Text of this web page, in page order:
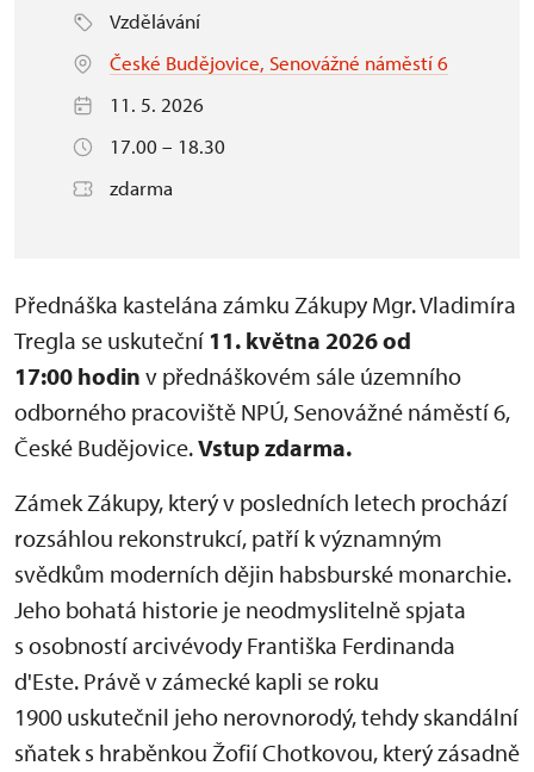
Vzdělávání
České Budějovice, Senovážné náměstí 6
11. 5. 2026
17.00 – 18.30
zdarma
Přednáška kastelána zámku Zákupy Mgr. Vladimíra
Tregla se uskuteční 11. května 2026 od
17:00 hodin v přednáškovém sále územního
odborného pracoviště NPÚ, Senovážné náměstí 6,
České Budějovice.Vstup zdarma.
Zámek Zákupy, který v posledních letech prochází
rozsáhlou rekonstrukcí, patří k významným
svědkům moderních dějin habsburské monarchie.
Jeho bohatá historie je neodmyslitelně spjata
s osobností arcivévody Františka Ferdinanda
d'Este. Právě v zámecké kapli se roku
1900 uskutečnil jeho nerovnorodý, tehdy skandální
sňatek s hraběnkou Žofií Chotkovou, který zásadně